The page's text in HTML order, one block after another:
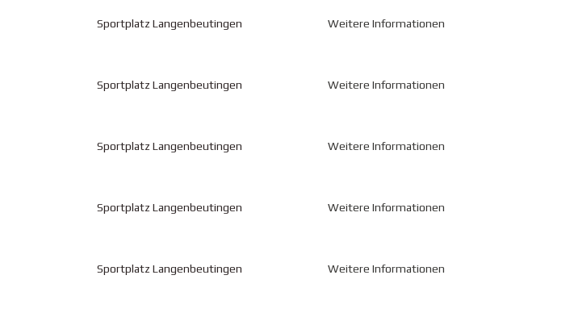
Sportplatz Langenbeutingen Weitere Informationen
Sportplatz Langenbeutingen Weitere Informationen
Sportplatz Langenbeutingen Weitere Informationen
Sportplatz Langenbeutingen Weitere Informationen
Sportplatz Langenbeutingen Weitere Informationen